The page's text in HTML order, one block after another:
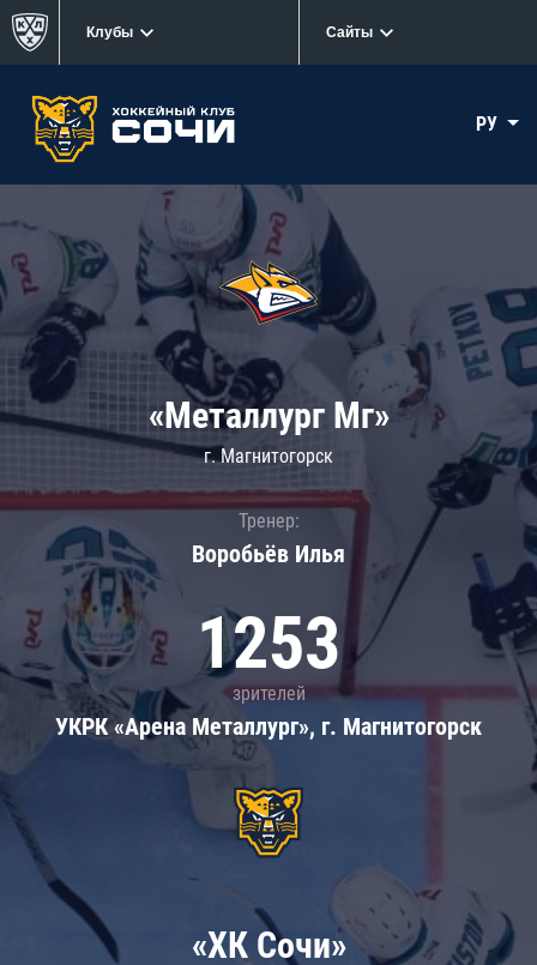
Клубы Сайты
РУ
«Металлург Мг»
г. Магнитогорск
Тренер:
Воробьёв Илья
1253
зрителей
УКРК «Арена Металлург», г. Магнитогорск
«ХК Сочи»